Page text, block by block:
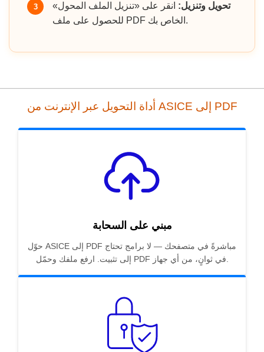
3 تحويل وتنزيل: انقر على «تنزيل الملف المحول»
للحصول على ملف PDF الخاص بك.
أداة التحويل عبر الإنترنت من ASICE إلى PDF
مبني على السحابة
حوّل ASICE إلى PDF مباشرةً في متصفحك — لا برامج تحتاج